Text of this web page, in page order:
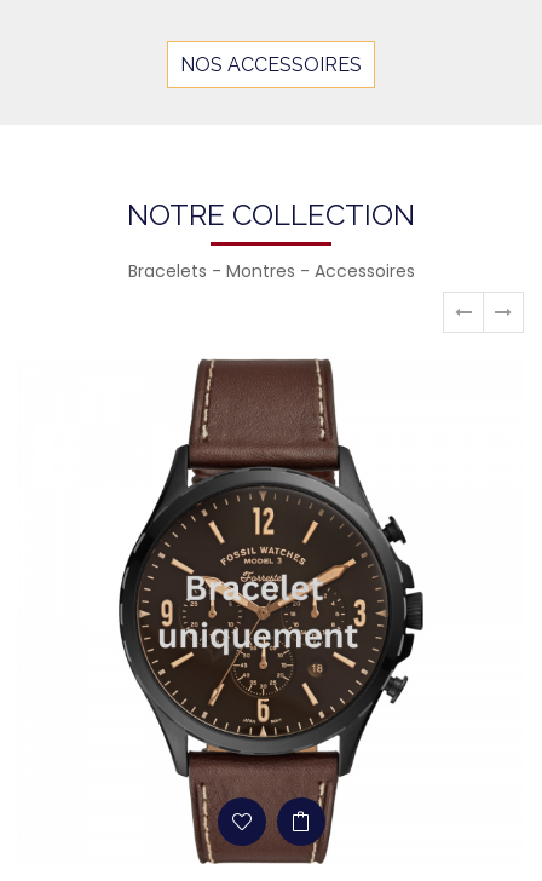
NOS ACCESSOIRES
NOTRE COLLECTION
Bracelets - Montres - Accessoires